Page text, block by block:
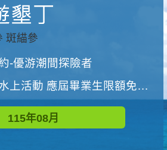
-優游潮間探險者
活動 應屆畢業生限額免費參加
115年08月